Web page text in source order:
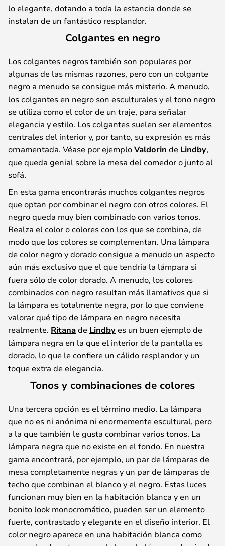
lo elegante, dotando a toda la estancia donde se
instalan de un fantástico resplandor.
Colgantes en negro
Los colgantes negros también son populares por
algunas de las mismas razones, pero con un colgante
negro a menudo se consigue más misterio. A menudo,
los colgantes en negro son esculturales y el tono negro
se utiliza como el color de un traje, para señalar
elegancia y estilo. Los colgantes suelen ser elementos
centrales del interior y, por tanto, su expresión es más
ornamentada. Véase por ejemploValdorin de Lindby,
que queda genial sobre la mesa del comedor o junto al
sofá.
En esta gama encontrarás muchos colgantes negros
que optan por combinar el negro con otros colores. El
negro queda muy bien combinado con varios tonos.
Realza el color o colores con los que se combina, de
modo que los colores se complementan. Una lámpara
de color negro y dorado consigue a menudo un aspecto
aún más exclusivo que el que tendría la lámpara si
fuera sólo de color dorado. A menudo, los colores
combinados con negro resultan más llamativos que si
la lámpara es totalmente negra, por lo que conviene
valorar qué tipo de lámpara en negro necesita
realmente. Ritanade Lindbyes un buen ejemplo de
lámpara negra en la que el interior de la pantalla es
dorado, lo que le confiere un cálido resplandor y un
toque extra de elegancia.
Tonos y combinaciones de colores
Una tercera opción es el término medio. La lámpara
que no es ni anónima ni enormemente escultural, pero
a la que también le gusta combinar varios tonos. La
lámpara negra que no existe en el fondo. En nuestra
gama encontrará, por ejemplo, un par de lámparas de
mesa completamente negras y un par de lámparas de
techo que combinan el blanco y el negro. Estas luces
funcionan muy bien en la habitación blanca y en un
bonito look monocromático, pueden ser un elemento
fuerte, contrastado y elegante en el diseño interior. El
color negro aparece en una habitación blanca como